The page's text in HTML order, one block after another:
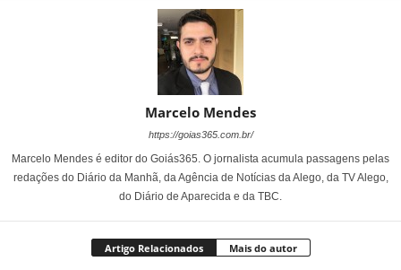
Marcelo Mendes
https://goias365.com.br/
Marcelo Mendes é editor do Goiás365. O jornalista acumula passagens pelas
redações do Diário da Manhã, da Agência de Notícias da Alego, da TV Alego,
do Diário de Aparecida e da TBC.
Artigo Relacionados Mais do autor